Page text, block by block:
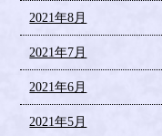
2021年8月
2021年7月
2021年6月
2021年5月